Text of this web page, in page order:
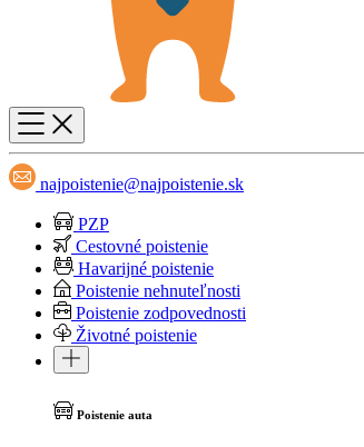
najpoistenie@najpoistenie.sk
PZP
Cestovné poistenie
Havarijné poistenie
Poistenie nehnuteľnosti
Poistenie zodpovednosti
Životné poistenie
Poistenie auta